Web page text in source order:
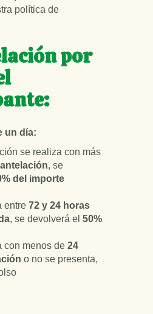
política de
por
un día:
se realiza con más
, se
del importe
entre72 y 24 horas
, se devolverá el50%
con menos de24
o no se presenta,